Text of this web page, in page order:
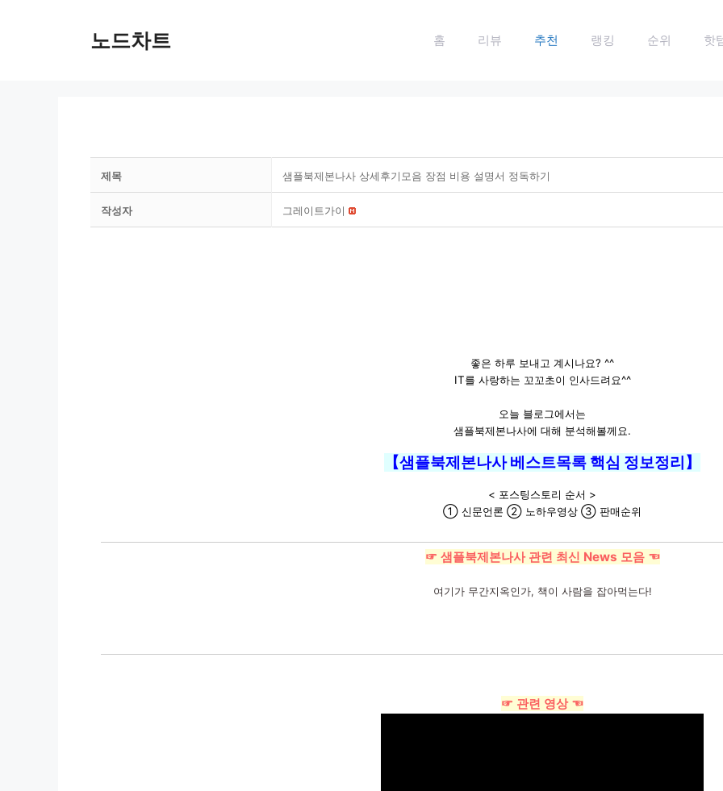
노드차트 홈 리뷰 추천 랭킹 순위 핫
제목 샘플북제본나사 상세후기모음 장점 비용 설명서 정독하기
작성자 그레이트가이
좋은 하루 보내고 계시나요? ^^
IT를 사랑하는 꼬꼬초이 인사드려요^^
오늘 블로그에서는
샘플북제본나사에 대해 분석해볼께요.
【샘플북제본나사 베스트목록 핵심 정보정리】
< 포스팅스토리 순서 >
① 신문언론 ② 노하우영상 ③ 판매순위
☞ 샘플북제본나사 관련 최신 News 모음 ☜
여기가 무간지옥인가, 책이 사람을 잡아먹는다!
☞ 관련 영상 ☜